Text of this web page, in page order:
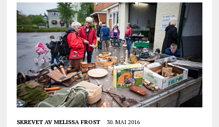
SKREVET AV MELISSA FROST 30. MAI 2016